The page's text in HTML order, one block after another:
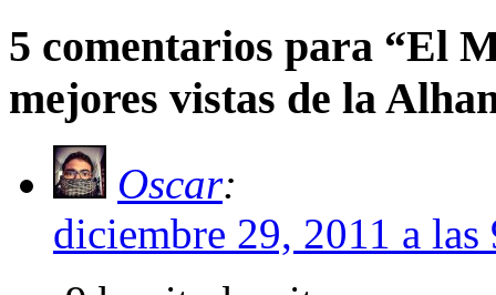
5 comentarios para “El
mejores vistas de la
Oscar:
diciembre 29, 2011 a las